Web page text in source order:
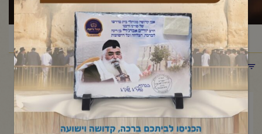
ראשי/שאלות ותשובות/חג סוכות/מצוות סוכה
תפריט קטגוריות
מצוות סוכה
אוקטובר 6, 2025